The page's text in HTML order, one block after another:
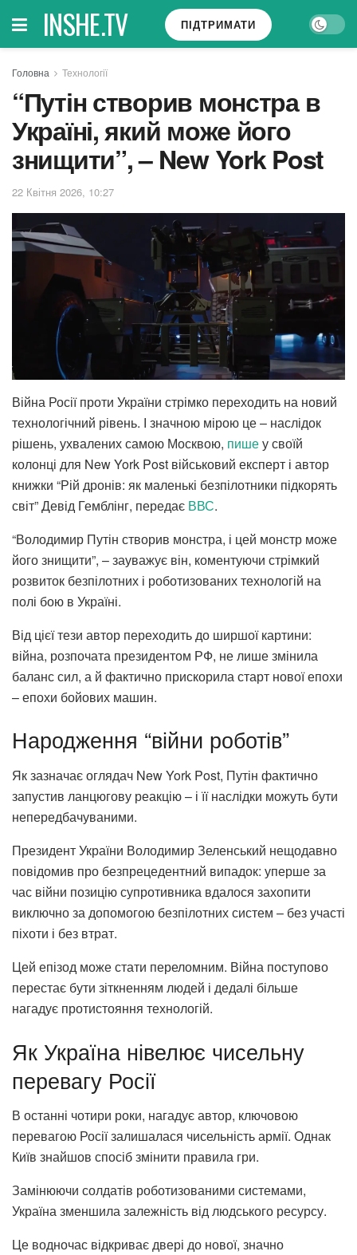
INSHE.TV ПІДТРИМАТИ
Головна Технології
“Путін створив монстра в
Україні, який може його
знищити”, – New York Post
22 Квітня 2026, 10:27
Війна Росії проти України стрімко переходить на новий
технологічний рівень. І значною мірою це – наслідок
рішень, ухвалених самою Москвою, пишеу своїй
колонці для New York Post військовий експерт і автор
книжки “Рій дронів: як маленькі безпілотники підкорять
світ” Девід Гемблінг, передає ВВС.
“Володимир Путін створив монстра, і цей монстр може
його знищити”, – зауважує він, коментуючи стрімкий
розвиток безпілотних і роботизованих технологій на
полі бою в Україні.
Від цієї тези автор переходить до ширшої картини:
війна, розпочата президентом РФ, не лише змінила
баланс сил, а й фактично прискорила старт нової епохи
– епохи бойових машин.
Народження “війни роботів”
Як зазначає оглядач New York Post, Путін фактично
запустив ланцюгову реакцію – і її наслідки можуть бути
непередбачуваними.
Президент України Володимир Зеленський нещодавно
повідомив про безпрецедентний випадок: уперше за
час війни позицію супротивника вдалося захопити
виключно за допомогою безпілотних систем – без участі
піхоти і без втрат.
Цей епізод може стати переломним. Війна поступово
перестає бути зіткненням людей і дедалі більше
нагадує протистояння технологій.
Як Україна нівелює чисельну
перевагу Росії
В останні чотири роки, нагадує автор, ключовою
перевагою Росії залишалася чисельність армії. Однак
Київ знайшов спосіб змінити правила гри.
Замінюючи солдатів роботизованими системами,
Україна зменшила залежність від людського ресурсу.
Це водночас відкриває двері до нової, значно